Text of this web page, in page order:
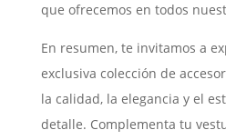
que ofrecemos en todos
En resumen, te invitamos a
exclusiva colección de
la calidad, la elegancia y el
detalle. Complementa tu